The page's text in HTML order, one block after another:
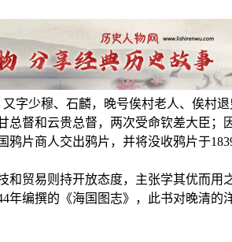
又字少穆、石麟，晚号俟村老人、俟
督和云贵总督，两次受命钦差大臣；
鸦片商人交出鸦片，并将没收鸦片于
和贸易则持开放态度，主张学其优而
年编撰的《海国图志》，此书对晚清的